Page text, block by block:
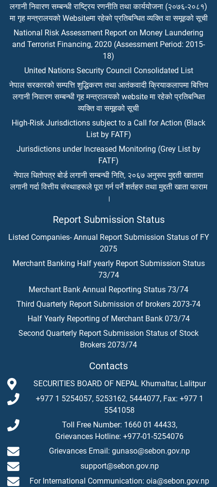
लगानी निवारण सम्बन्धी राष्ट्रिय रणनीति तथा कार्ययोजना (२०७६-२०८१)
मा गृह मन्त्रालयको Websiteमा रहेको प्रतिबन्धित व्यक्ति वा समूहको सूची
National Risk Assessment Report on Money Laundering
and Terrorist Financing, 2020 (Assessment Period: 2015-
18)
United Nations Security Council Consolidated List
नेपाल सरकारको सम्पत्ति शुद्धिकरण तथा आतंकवादी क्रियाकलापमा बित्तिय
लगानी निवारण सम्बन्धी गृह मन्त्रालयको website मा रहेको प्रतिबन्धित
व्यक्ति वा समूहको सूची
High-Risk Jurisdictions subject to a Call for Action (Black
List by FATF)
Jurisdictions under Increased Monitoring (Grey List by
FATF)
नेपाल धितोपत्र बोर्ड लगानी सम्बन्धी निति, २०६७ अनुरूप मुद्दती खातामा
लगानी गर्दा वित्तीय संस्थाहरूले पूरा गर्न पर्ने शर्तहरु तथा मुद्दती खाता फाराम
।
Report Submission Status
Listed Companies- Annual Report Submission Status of FY
2075
Merchant Banking Half yearly Report Submission Status
73/74
Merchant Bank Annual Reporting Status 73/74
Third Quarterly Report Submission of brokers 2073-74
Half Yearly Reporting of Merchant Bank 073/74
Second Quarterly Report Submission Status of Stock
Brokers 2073/74
Contacts
SECURITIES BOARD OF NEPAL Khumaltar, Lalitpur
+977 1 5254057, 5253162, 5444077, Fax: +977 1
5541058
Toll Free Number: 1660 01 44433,
Grievances Hotline: +977-01-5254076
Grievances Email: gunaso@sebon.gov.np
support@sebon.gov.np
For International Communication: oia@sebon.gov.np